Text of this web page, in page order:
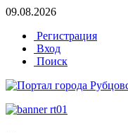
09.08.2026
Регистрация
Вход
Поиск